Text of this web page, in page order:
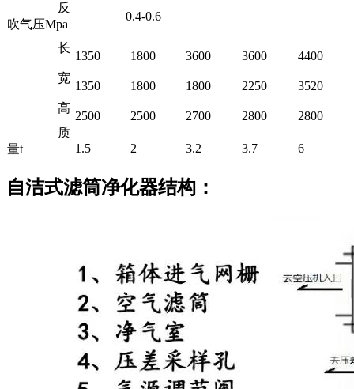
反
吹气压Mpa
0.4-0.6
长
1350 1800 3600 3600
4400
宽
1350 1800 1800 2250
3520
高
2500 2500 2700 2800
2800
质
量t
1.5 2 3.2 3.7 6
自洁式滤筒净化器结构：